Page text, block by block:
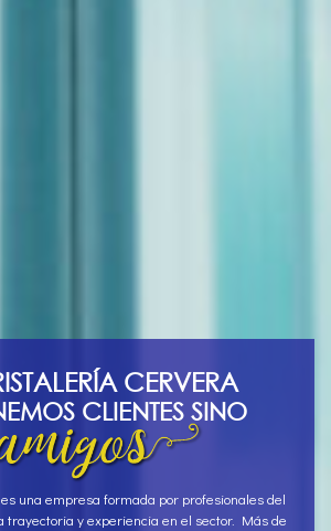
ISTALERÍA CERVERA
EMOS CLIENTES SINO
una empresa formada por profesionales del
trayectoria y experiencia en el sector. Más de